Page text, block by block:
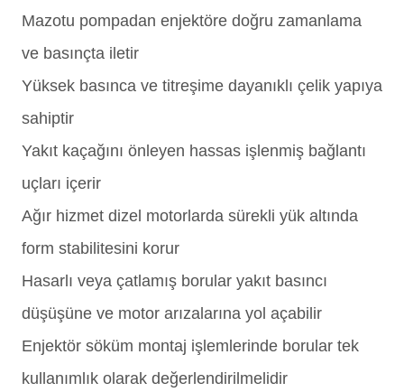
Mazotu pompadan enjektöre doğru zamanlama
ve basınçta iletir
Yüksek basınca ve titreşime dayanıklı çelik yapıya
sahiptir
Yakıt kaçağını önleyen hassas işlenmiş bağlantı
uçları içerir
Ağır hizmet dizel motorlarda sürekli yük altında
form stabilitesini korur
Hasarlı veya çatlamış borular yakıt basıncı
düşüşüne ve motor arızalarına yol açabilir
Enjektör söküm montaj işlemlerinde borular tek
kullanımlık olarak değerlendirilmelidir